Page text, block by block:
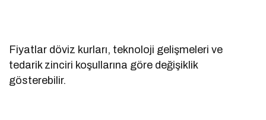
Fiyatlar döviz kurları, teknoloji gelişmeleri ve
tedarik zinciri koşullarına göre değişiklik
gösterebilir.